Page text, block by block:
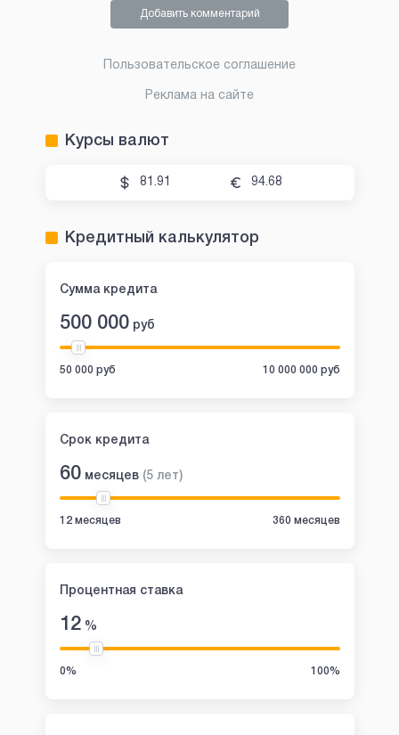
Добавить комментарий
Пользовательское соглашение
Реклама на сайте
Курсы валют
81.91 94.68
Кредитный калькулятор
Сумма кредита
500 000 руб
50 000 руб 10 000 000 руб
Срок кредита
60 месяцев (5 лет)
12 месяцев 360 месяцев
Процентная ставка
12%
0% 100%